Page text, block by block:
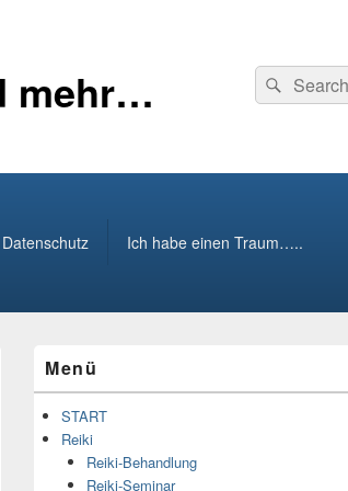
mehr…
Suche
nach:
Suchen
Ich habe einen Traum…..
Seitenleisten
Widget-
Bereich
Menü
START
Reiki
Reiki-Behandlung
Reiki-Seminar